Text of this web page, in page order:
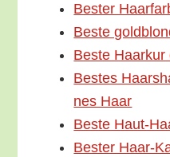
Bes­ter
Bes­te
Bes­te Haar­kur
Bes­tes
nes Haar
Bes­te Haut-
Bes­ter Haar-